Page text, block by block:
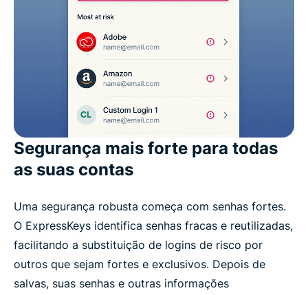
Segurança mais forte para todas
as suas contas
Uma segurança robusta começa com senhas fortes.
O ExpressKeys identifica senhas fracas e reutilizadas,
facilitando a substituição de logins de risco por
outros que sejam fortes e exclusivos. Depois de
salvas, suas senhas e outras informações